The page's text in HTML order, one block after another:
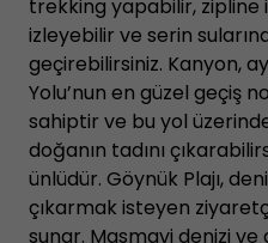
trekking yapabilir, zipline
izleyebilir ve serin
geçirebilirsiniz. Kanyon,
Yolu’nun en güzel geçiş
sahiptir ve bu yol
doğanın tadını
ünlüdür. Göynük Plajı,
çıkarmak isteyen
sunar. Masmavi denizi ve